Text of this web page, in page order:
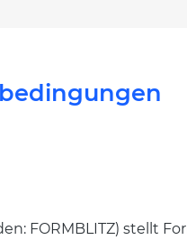
FORMBLITZ) stellt